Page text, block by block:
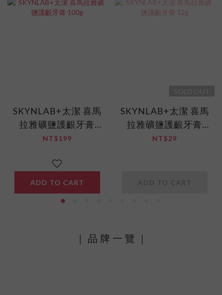
SKYNLAB+太潔 喜馬
拉雅礦鹽護齦牙膏
100g
NT$199
ADD TO CART
SKYNLAB+太潔 喜馬
拉雅礦鹽護齦牙膏
12g
NT$29
｜ 品 牌 一 覽 ｜